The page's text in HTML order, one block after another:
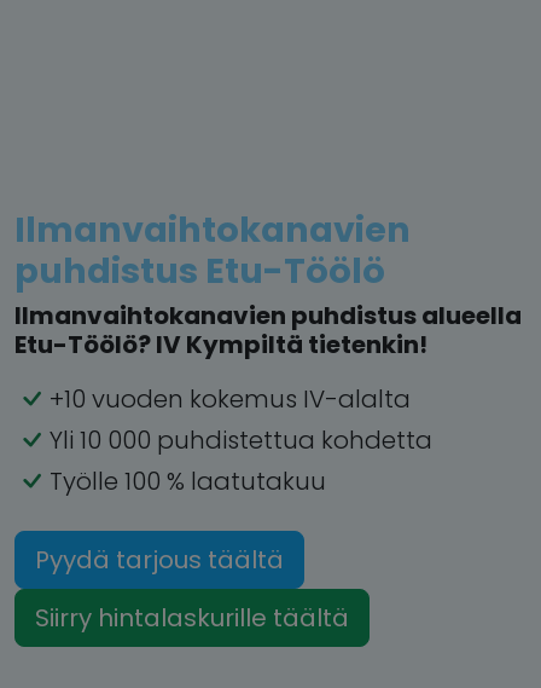
Ilmanvaihtokanavien
puhdistus Etu-Töölö
Ilmanvaihtokanavien puhdistus alueella
Etu-Töölö? IV Kympiltä tietenkin!
+10 vuoden kokemus IV-alalta
Yli 10 000 puhdistettua kohdetta
Työlle 100 % laatutakuu
Pyydä tarjous täältä
Siirry hintalaskurille täältä